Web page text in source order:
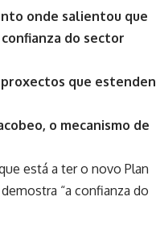
onde salientou que
do sector
que estenden
o mecanismo de
está a ter o novo Plan
“a confianza do